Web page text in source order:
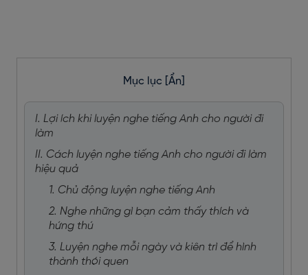
Mục lục [Ẩn]
I. Lợi ích khi luyện nghe tiếng Anh cho người đi
làm
II. Cách luyện nghe tiếng Anh cho người đi làm
hiệu quả
1. Chủ động luyện nghe tiếng Anh
2. Nghe những gì bạn cảm thấy thích và
hứng thú
3. Luyện nghe mỗi ngày và kiên trì để hình
thành thói quen